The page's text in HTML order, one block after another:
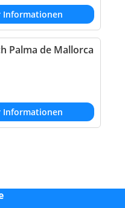
Informationen
Palma de Mallorca
Informationen